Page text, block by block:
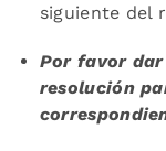
siguiente del
Por favor
resolución